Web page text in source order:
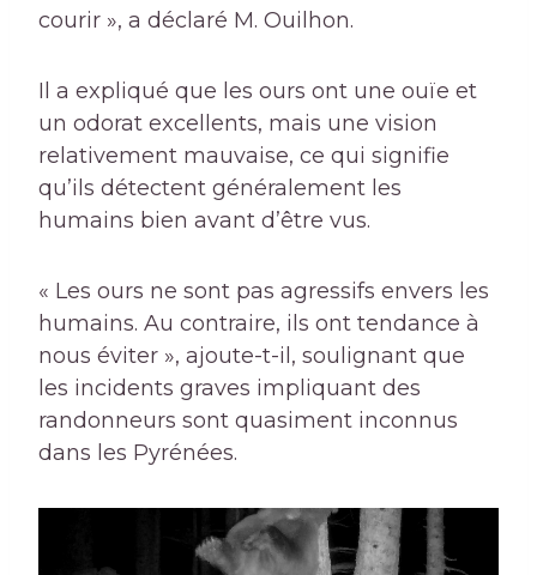
courir », a déclaré M. Ouilhon.
Il a expliqué que les ours ont une ouïe et
un odorat excellents, mais une vision
relativement mauvaise, ce qui signifie
qu’ils détectent généralement les
humains bien avant d’être vus.
« Les ours ne sont pas agressifs envers les
humains. Au contraire, ils ont tendance à
nous éviter », ajoute-t-il, soulignant que
les incidents graves impliquant des
randonneurs sont quasiment inconnus
dans les Pyrénées.